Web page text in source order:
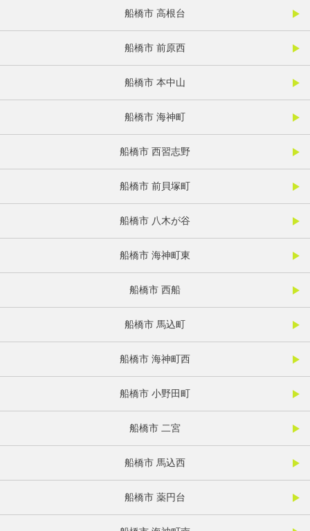
船橋市 高根台
船橋市 前原西
船橋市 本中山
船橋市 海神町
船橋市 西習志野
船橋市 前貝塚町
船橋市 八木が谷
船橋市 海神町東
船橋市 西船
船橋市 馬込町
船橋市 海神町西
船橋市 小野田町
船橋市 二宮
船橋市 馬込西
船橋市 薬円台